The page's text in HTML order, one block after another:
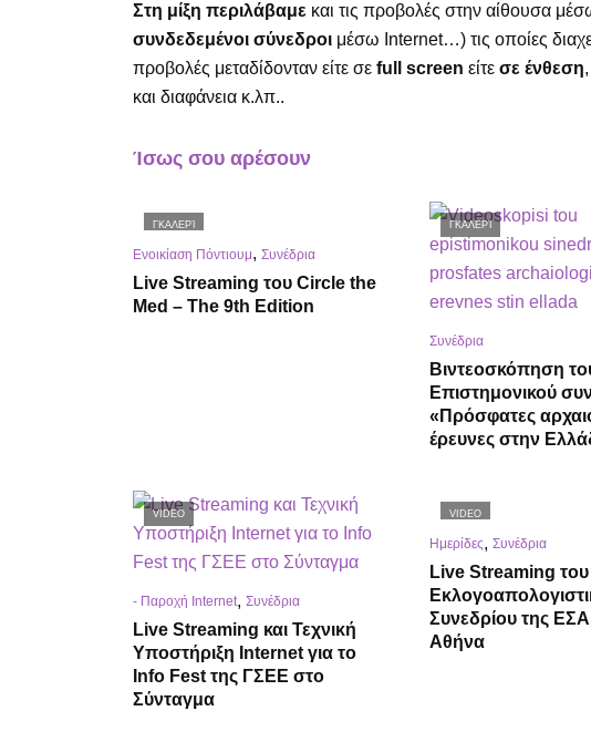
Στη μίξη περιλάβαμε και τις προβολές στην αίθουσα
συνδεδεμένοι σύνεδροι μέσω Internet…) τις οποίες
προβολές μεταδίδονταν είτε σε full screen είτε σε ένθεση
και διαφάνεια κ.λπ..
Ίσως σου αρέσουν
ΓΚΑΛΕΡΊ
Ενοικίαση Πόντιουμ, Συνέδρια
Live Streaming του Circle the
Med – The 9th Edition
ΓΚΑΛΕΡΊ
Συνέδρια
Βιντεοσκόπηση
Επιστημονικού
«Πρόσφατες
έρευνες στην
VIDEO
- Παροχή Internet, Συνέδρια
Live Streaming και Τεχνική
Υποστήριξη Internet για το
Info Fest της ΓΣΕΕ στο
Σύνταγμα
VIDEO
Ημερίδες, Συνέδρια
Live Streaming
Συνεδρίου της
Αθήνα